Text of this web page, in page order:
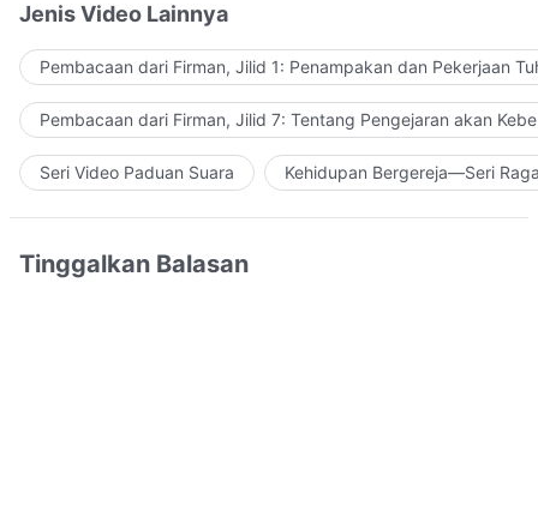
Jenis Video Lainnya
Pembacaan dari Firman, Jilid 1: Penampakan dan Pekerjaan
Pembacaan dari Firman, Jilid 7: Tentang Pengejaran akan
Seri Video Paduan Suara Kehidupan Bergereja—Seri
Tinggalkan Balasan